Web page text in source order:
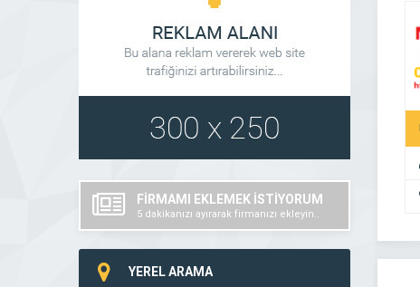
FİRMAMI EKLEMEK İSTİYORUM
5 dakikanızı ayırarak firmanızı ekleyin..
YEREL ARAMA